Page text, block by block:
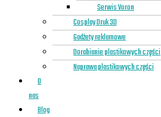
Serwis Voron
Cosplay Druk 3D
Gadżety reklamowe
Dorabianie plastikowych części
Naprawa plastikowych części
O
nas
Blog